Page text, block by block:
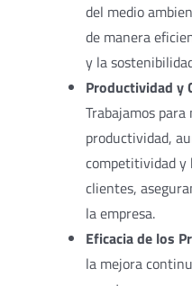
del medio
de manera
y la
Productividad y
Trabajamos
productividad,
competitividad y
clientes,
la empresa.
Eficacia de los
la mejora